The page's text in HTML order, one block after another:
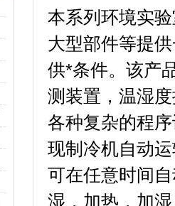
本系列环境实验
大型部件等提供
供*条件。该
测装置，温湿
各种复杂的程序设
现制冷机自动运转
可在任意时间自动
湿，加热